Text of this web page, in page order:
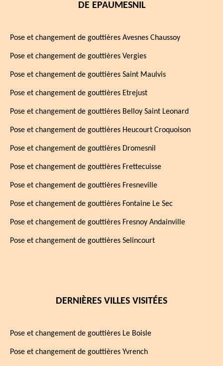
DE EPAUMESNIL
Pose et changement de gouttières Avesnes Chaussoy
Pose et changement de gouttières Vergies
Pose et changement de gouttières Saint Maulvis
Pose et changement de gouttières Etrejust
Pose et changement de gouttières Belloy Saint Leonard
Pose et changement de gouttières Heucourt Croquoison
Pose et changement de gouttières Dromesnil
Pose et changement de gouttières Frettecuisse
Pose et changement de gouttières Fresneville
Pose et changement de gouttières Fontaine Le Sec
Pose et changement de gouttières Fresnoy Andainville
Pose et changement de gouttières Selincourt
DERNIÈRES VILLES VISITÉES
Pose et changement de gouttières Le Boisle
Pose et changement de gouttières Yvrench